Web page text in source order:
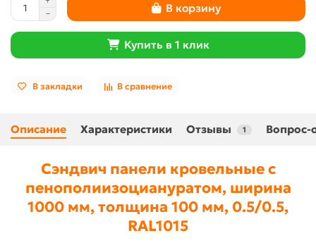
В корзину
Купить в 1 клик
В закладки В сравнение
Описание Характеристики Отзывы 1 Вопрос-
Сэндвич панели кровельные с
пенополиизоциануратом, ширина
1000 мм, толщина 100 мм, 0.5/0.5,
RAL1015